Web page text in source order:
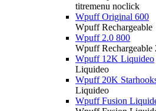
titremenu noclick
Wpuff Original 600
Wpuff Rechargeable
Wpuff 2.0 800
Wpuff Rechargeable
Wpuff 12K Liquideo
Liquideo
Wpuff 20K
Liquideo
Wpuff Fusion